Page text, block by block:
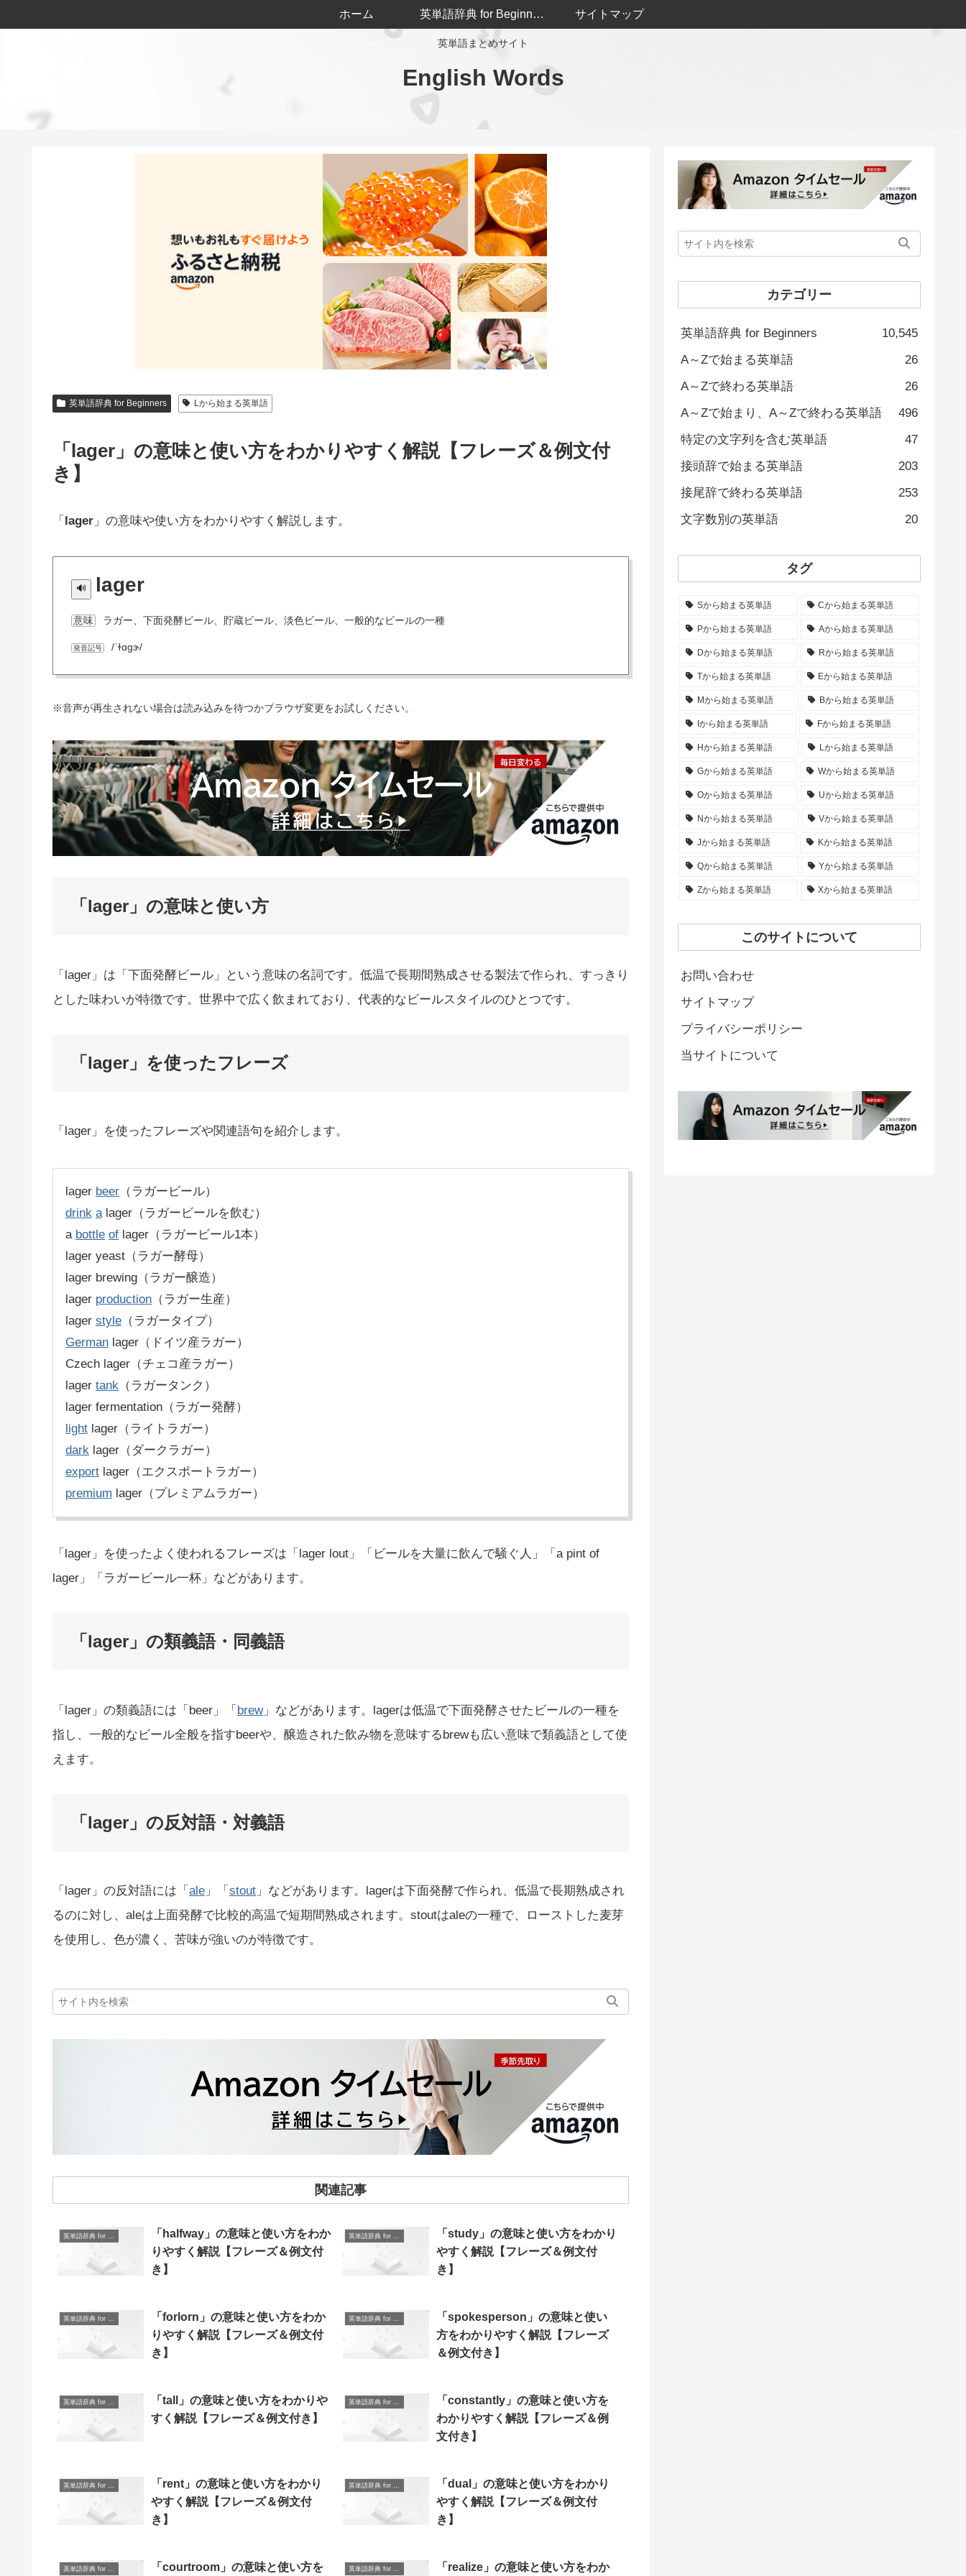
英単語まとめサイト
English Words
ホーム 英単語辞典 for Beginners サイトマップ
英単語辞典 for Beginners Lから始まる英単語
「lager」の意味と使い方をわかりやすく解説【フレーズ＆例文付
き】
「 lager 」の意味や使い方をわかりやすく解説します。
lager
意味 ラガー、下面発酵ビール、貯蔵ビール、淡色ビール、一般的なビールの一種
発音記号 /ˈɫɑɡɝ/
※音声が再生されない場合は読み込みを待つかブラウザ変更をお試しください。
「lager」の意味と使い方
「lager」は「下面発酵ビール」という意味の名詞です。低温で長期間熟成させる製法で作られ、すっきり
とした味わいが特徴です。世界中で広く飲まれており、代表的なビールスタイルのひとつです。
「lager」を使ったフレーズ
「lager」を使ったフレーズや関連語句を紹介します。
lager beer （ラガービール）
drink alager（ラガービールを飲む）
a bottle of lager（ラガービール1本）
lager yeast（ラガー酵母）
lager brewing（ラガー醸造）
lager production （ラガー生産）
lager style （ラガータイプ）
German lager（ドイツ産ラガー）
Czech lager（チェコ産ラガー）
lager tank （ラガータンク）
lager fermentation（ラガー発酵）
light lager（ライトラガー）
dark lager（ダークラガー）
export lager（エクスポートラガー）
premium lager（プレミアムラガー）
「lager」を使ったよく使われるフレーズは「lager lout」「ビールを大量に飲んで騒ぐ人」「a pint of
lager」「ラガービール一杯」などがあります。
「lager」の類義語・同義語
「lager」の類義語には「beer」「 brew」などがあります。lagerは低温で下面発酵させたビールの一種を
指し、一般的なビール全般を指すbeerや、醸造された飲み物を意味するbrewも広い意味で類義語として使
えます。
「lager」の反対語・対義語
「lager」の反対語には「 ale 」「 stout 」などがあります。lagerは下面発酵で作られ、低温で長期熟成され
るのに対し、aleは上面発酵で比較的高温で短期間熟成されます。stoutはaleの一種で、ローストした麦芽
を使用し、色が濃く、苦味が強いのが特徴です。
関連記事
「halfway」の意味と使い方をわか
りやすく解説【フレーズ＆例文付
き】
「study」の意味と使い方をわかり
やすく解説【フレーズ＆例文付
き】
英単語辞典 for Beginners
「forlorn」の意味と使い方をわか
りやすく解説【フレーズ＆例文付
き】
英単語辞典 for Beginners
「spokesperson」の意味と使い
方をわかりやすく解説【フレーズ
＆例文付き】
英単語辞典 for Beginners
「tall」の意味と使い方をわかりや
すく解説【フレーズ＆例文付き】
英単語辞典 for Beginners
「constantly」の意味と使い方を
わかりやすく解説【フレーズ＆例
文付き】
「rent」の意味と使い方をわかり
やすく解説【フレーズ＆例文付
き】
「dual」の意味と使い方をわかり
やすく解説【フレーズ＆例文付
き】
「courtroom」の意味と使い方を 「realize」の意味と使い方をわか
カテゴリー
英単語辞典 for Beginners
10,545
A～Zで始まる英単語
26
A～Zで終わる英単語
26
A～Zで始まり、A～Zで終わる英単語
496
特定の文字列を含む英単語
47
接頭辞で始まる英単語
203
接尾辞で終わる英単語
253
文字数別の英単語
20
タグ
Sから始まる英単語 Cから始まる英単語
Pから始まる英単語 Aから始まる英単語
Dから始まる英単語 Rから始まる英単語
Tから始まる英単語 Eから始まる英単語
Mから始まる英単語 Bから始まる英単語
Iから始まる英単語 Fから始まる英単語
Hから始まる英単語 Lから始まる英単語
Gから始まる英単語 Wから始まる英単語
Oから始まる英単語 Uから始まる英単語
Nから始まる英単語 Vから始まる英単語
Jから始まる英単語 Kから始まる英単語
Qから始まる英単語 Yから始まる英単語
Zから始まる英単語 Xから始まる英単語
このサイトについて
お問い合わせ
サイトマップ
プライバシーポリシー
当サイトについて